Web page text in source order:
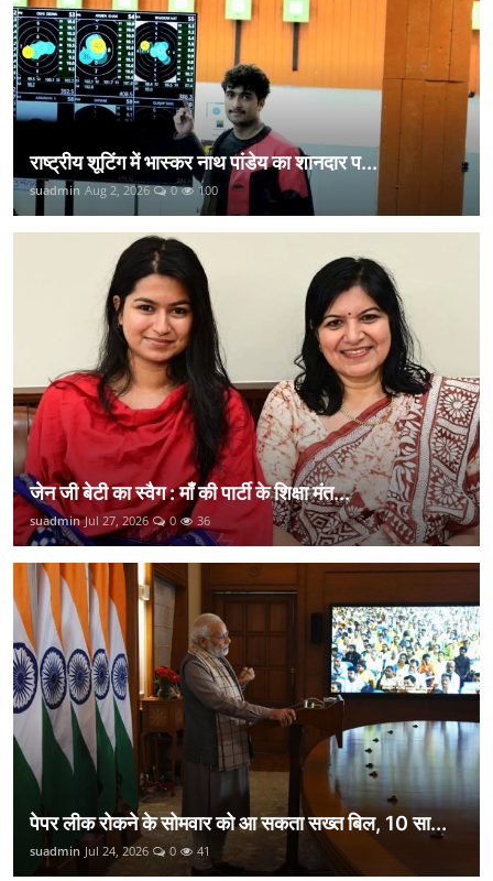
राष्ट्रीय शूटिंग में भास्कर नाथ पांडेय का शानदार प...
suadmin Aug 2, 2026 0 100
जेन जी बेटी का स्वैग : माँ की पार्टी के शिक्षा मंत...
suadmin Jul 27, 2026 0 36
पेपर लीक रोकने के सोमवार को आ सकता सख्त बिल, 10 सा...
suadmin Jul 24, 2026 0 41